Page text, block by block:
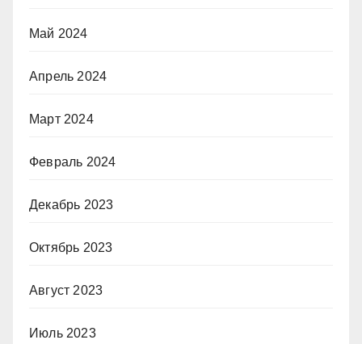
Май 2024
Апрель 2024
Март 2024
Февраль 2024
Декабрь 2023
Октябрь 2023
Август 2023
Июль 2023